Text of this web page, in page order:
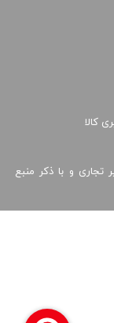
تجاری و با ذکر منبع
کالا